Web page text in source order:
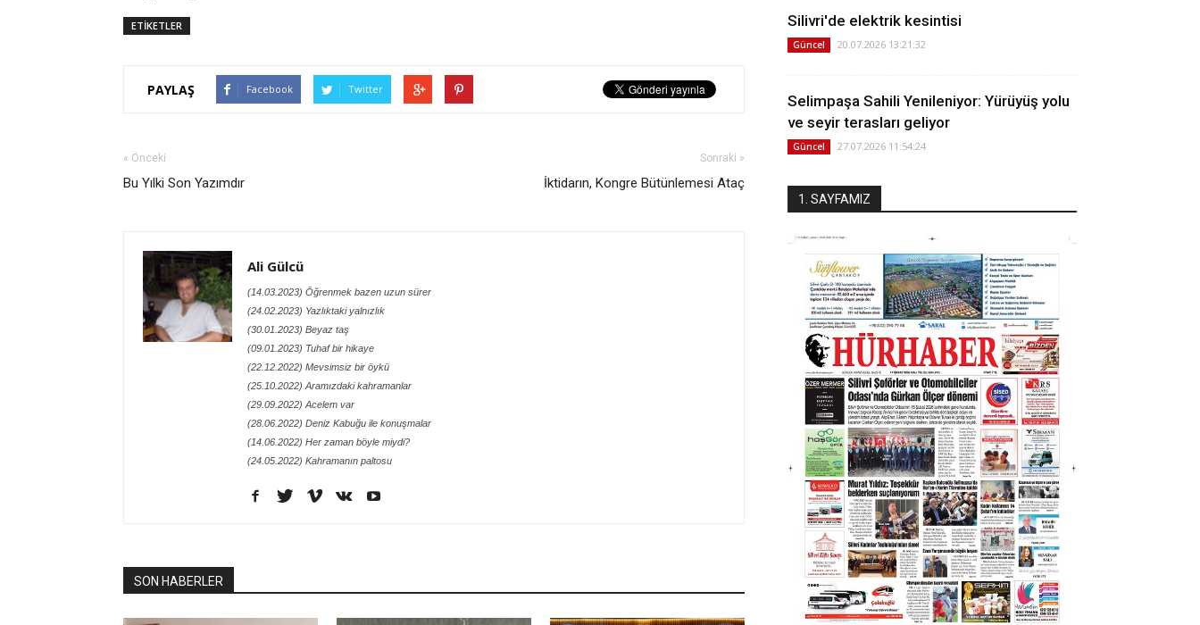
ETİKETLER
PAYLAŞ Facebook Twitter
« Önceki
Bu Yılki Son Yazımdır
Sonraki »
İktidarın, Kongre Bütünlemesi Ataç
Ali Gülcü
(14.03.2023) Öğrenmek bazen uzun sürer
(24.02.2023) Yazlıktaki yalnızlık
(30.01.2023) Beyaz taş
(09.01.2023) Tuhaf bir hikaye
(22.12.2022) Mevsimsiz bir öykü
(25.10.2022) Aramızdaki kahramanlar
(29.09.2022) Acelem var
(28.06.2022) Deniz Kabuğu ile konuşmalar
(14.06.2022) Her zaman böyle miydi?
(24.05.2022) Kahramanın paltosu
SON HABERLER
Silivri'de elektrik kesintisi
Güncel 20.07.2026 13:21:32
Selimpaşa Sahili Yenileniyor: Yürüyüş yolu
ve seyir terasları geliyor
Güncel 27.07.2026 11:54:24
1. SAYFAMIZ